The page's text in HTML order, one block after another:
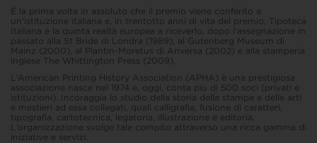
È la prima volta in assoluto che il premio viene conferito a
un’istituzione italiana e, in trentotto anni di vita del premio, Tipoteca
Italiana è la quinta realtà europea a riceverlo, dopo l’assegnazione in
passato alla St Bride di Londra (1989), al Gutenberg Museum di
Mainz (2000), al Plantin-Moretus di Anversa (2002) e alla stamperia
inglese The Whittington Press (2009).
L’American Printing History Association (APHA) è una prestigiosa
associazione nasce nel 1974 e, oggi, conta più di 500 soci (privati e
istituzioni). Incoraggia lo studio della storia della stampa e delle arti
e mestieri ad essa collegati, quali calligrafia, fusione di caratteri,
tipografia, cartotecnica, legatoria, illustrazione e editoria.
L’organizzazione svolge tale compito attraverso una ricca gamma di
iniziative e servizi.